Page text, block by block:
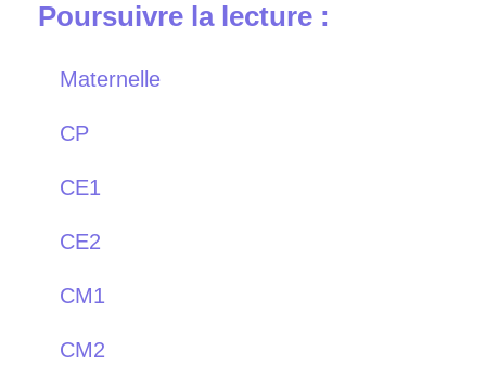
Poursuivre la lecture :
Maternelle
CP
CE1
CE2
CM1
CM2